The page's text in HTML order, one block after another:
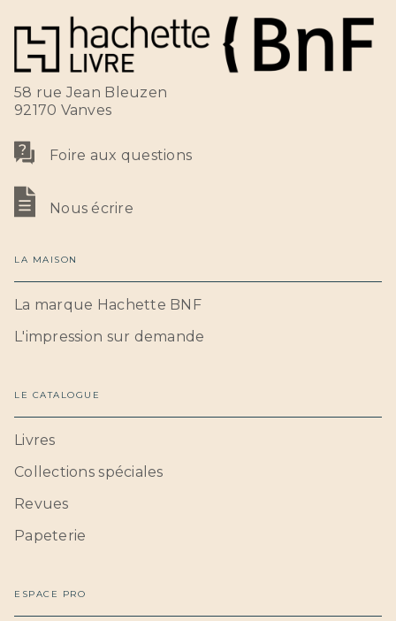
58 rue Jean Bleuzen
92170 Vanves
Foire aux questions
Nous écrire
LA MAISON
La marque Hachette BNF
L'impression sur demande
LE CATALOGUE
Livres
Collections spéciales
Revues
Papeterie
ESPACE PRO